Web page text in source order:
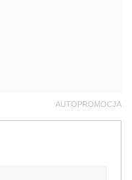
AUTOPROMOCJA